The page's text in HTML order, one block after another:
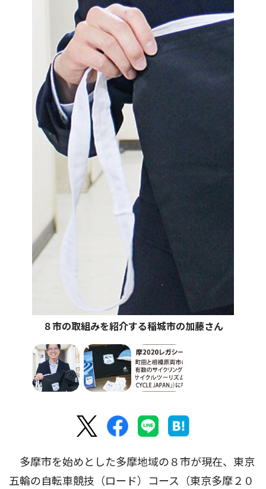
８市の取組みを紹介する稲城市の加藤さん
多摩市を始めとした多摩地域の８市が現在、東京
五輪の自転車競技（ロード）コース（東京多摩２０